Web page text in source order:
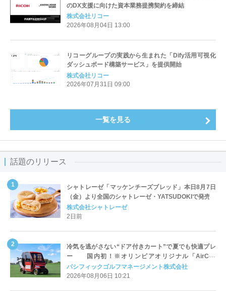
のDX支援に向けた資本業務提携契約を締結
株式会社リコー
2026年08月04日 13:00
リコーグループの実践から生まれた「Dify活用可視化
ダッシュボード構築サービス」を提供開始
株式会社リコー
2026年07月31日 09:00
一覧を見る
話題のリリース
シャトレーゼ「マッケンチーズブレッド」本日8月7日
（金）より全国のシャトレーゼ・YATSUDOKIで発売
株式会社シャトレーゼ
2日前
冷気を逃がさない“ドア付きカート”で夏でも快適プレ
ー 国内初！※オリンピアオリジナル「AirCon
Cart（エアコンカート）」導入 | ＰＧＭ
パシフィックゴルフマネージメント株式会社
2026年08月06日 10:21